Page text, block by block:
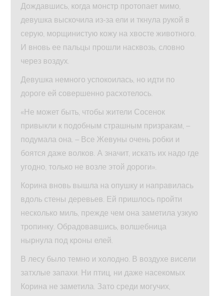
Дождавшись, когда монстр протопает мимо,
девушка выскочила из‑за ели и ткнула рукой в
серую, морщинистую кожу на хвосте животного.
И вновь ее пальцы прошли насквозь, словно
через воздух.
Девушка немного успокоилась, но идти по
дороге ей совершенно расхотелось.
«Не может быть, чтобы жители Сосенок
привыкли к подобным страшным призракам, –
подумала она. – Все Жевуны очень робки и
боятся даже волков. А значит, искать их надо где
угодно, только не возле этой дороги».
Корина вновь вышла на опушку и направилась
вдоль стены деревьев. Ей пришлось пройти
несколько миль, прежде чем она заметила узкую
тропинку. Обрадовавшись, волшебница
нырнула под кроны елей.
В лесу было темно и холодно. В воздухе висели
затхлые запахи. Ни птиц, ни даже насекомых
Корина не заметила. Зато среди могучих,